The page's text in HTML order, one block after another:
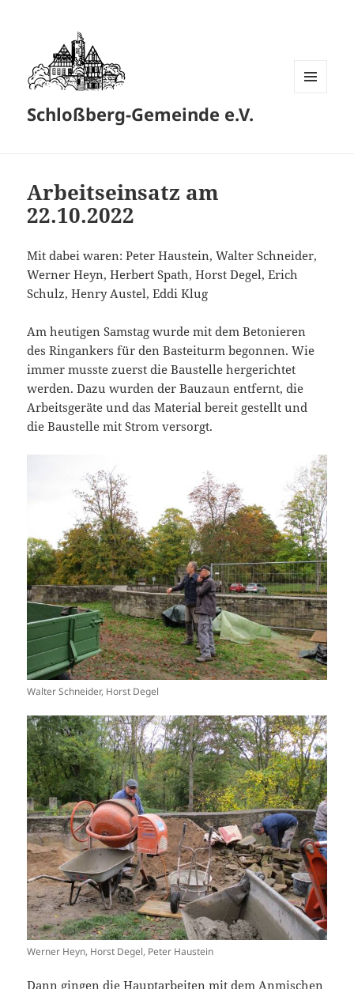
Schloßberg-Gemeinde e.V.
Arbeitseinsatz am
22.10.2022
Mit dabei waren: Peter Haustein, Walter Schneider,
Werner Heyn, Herbert Spath, Horst Degel, Erich
Schulz, Henry Austel, Eddi Klug
Am heutigen Samstag wurde mit dem Betonieren
des Ringankers für den Basteiturm begonnen. Wie
immer musste zuerst die Baustelle hergerichtet
werden. Dazu wurden der Bauzaun entfernt, die
Arbeitsgeräte und das Material bereit gestellt und
die Baustelle mit Strom versorgt.
Walter Schneider, Horst Degel
Werner Heyn, Horst Degel, Peter Haustein
Dann gingen die Hauptarbeiten mit dem Anmischen